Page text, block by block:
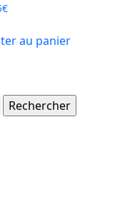
€
au panier